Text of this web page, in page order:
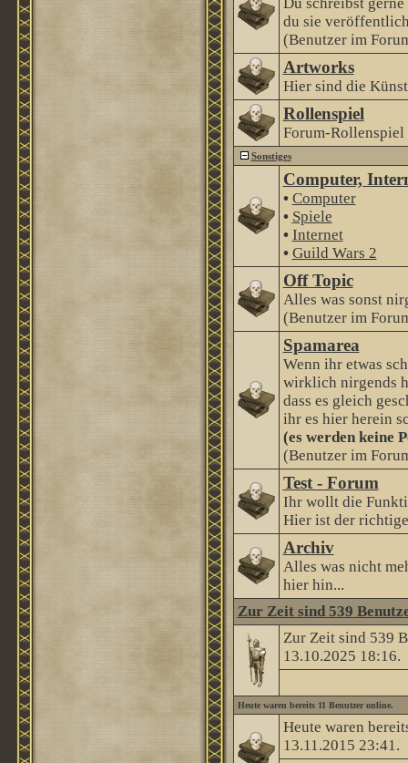
du sie
(Benutzer im
Artworks
Hier sind die
Rollenspiel
Forum-Rollenspiel
Sonstiges
Computer,
• Computer
• Spiele
• Internet
• Guild Wars 2
Off Topic
Alles was sonst
(Benutzer im
Spamarea
Wenn ihr etwas
wirklich nirgends
dass es gleich
ihr es hier herein
(es werden keine
(Benutzer im
Test - Forum
Ihr wollt die
Hier ist der
Archiv
Alles was nicht
hier hin...
Zur Zeit sind 539
Zur Zeit sind 539
13.10.2025 18:16.
Heute waren bereits 11 Benutzer online.
Heute waren
13.11.2015 23:41.